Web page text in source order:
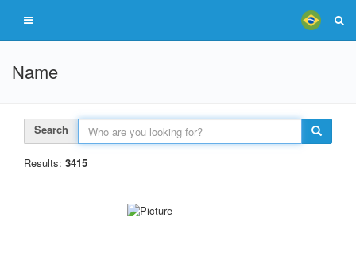
Name
Search
Results: 3415